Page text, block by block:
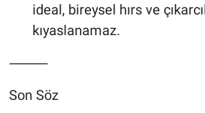
ideal, bireysel hırs ve
kıyaslanamaz.
⸻
Son Söz